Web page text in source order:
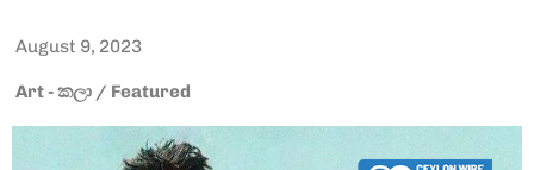
August 9, 2023
Art - කලා / Featured